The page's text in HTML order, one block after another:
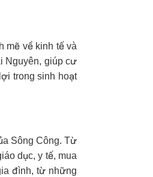
mẽ về kinh tế và
Nguyên, giúp cư
trong sinh hoạt
Sông Công. Từ
dục, y tế, mua
đình, từ những